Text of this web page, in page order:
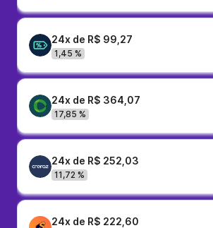
24x de R$ 99,27
1,45 %
24x de R$ 364,07
17,85 %
24x de R$ 252,03
11,72 %
24x de R$ 222,60